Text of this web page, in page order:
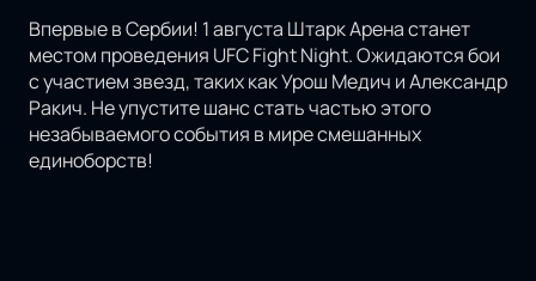
Впервые в Сербии! 1 августа Штарк Арена станет
местом проведения UFC Fight Night. Ожидаются бои
с участием звезд, таких как Урош Медич и Александр
Ракич. Не упустите шанс стать частью этого
незабываемого события в мире смешанных
единоборств!